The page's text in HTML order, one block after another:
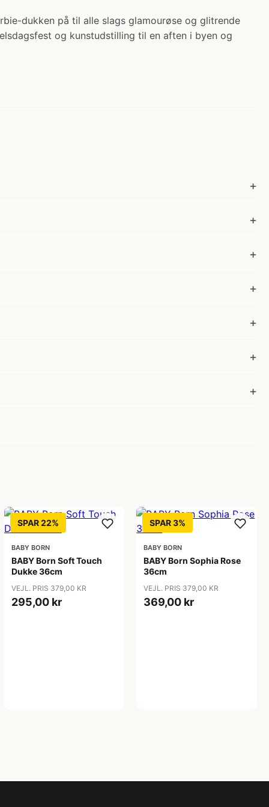
dukken på til alle slags glamourøse og glitrende
og kunstudstilling til en aften i byen og
SPAR 22%
BABY BORN
BABY Born Soft Touch
Dukke 36cm
VEJL. PRIS 379,00 KR
295,00 kr
SPAR 3%
BABY BORN
BABY Born Sophia Rose
36cm
VEJL. PRIS 379,00 KR
369,00 kr